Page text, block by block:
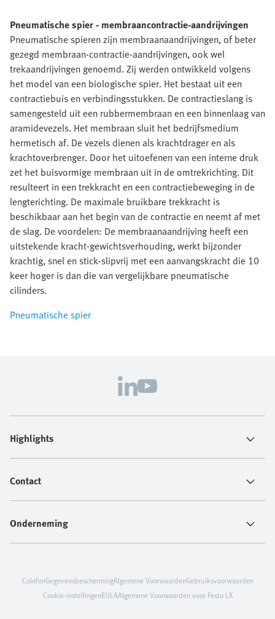
Pneumatische spier - membraancontractie-aandrijvingen
Pneumatische spieren zijn membraanaandrijvingen, of beter
gezegd membraan-contractie-aandrijvingen, ook wel
trekaandrijvingen genoemd. Zij werden ontwikkeld volgens
het model van een biologische spier. Het bestaat uit een
contractiebuis en verbindingsstukken. De contractieslang is
samengesteld uit een rubbermembraan en een binnenlaag van
aramidevezels. Het membraan sluit het bedrijfsmedium
hermetisch af. De vezels dienen als krachtdrager en als
krachtoverbrenger. Door het uitoefenen van een interne druk
zet het buisvormige membraan uit in de omtrekrichting. Dit
resulteert in een trekkracht en een contractiebeweging in de
lengterichting. De maximale bruikbare trekkracht is
beschikbaar aan het begin van de contractie en neemt af met
de slag. De voordelen: De membraanaandrijving heeft een
uitstekende kracht-gewichtsverhouding, werkt bijzonder
krachtig, snel en stick-slipvrij met een aanvangskracht die 10
keer hoger is dan die van vergelijkbare pneumatische
cilinders.
Pneumatische spier
Highlights
Contact
Onderneming
ColofonGegevensbeschermingAlgemene VoorwaardenGebruiksvoorwaarden
Cookie-instellingenEULAAlgemene Voorwaarden voor Festo LX